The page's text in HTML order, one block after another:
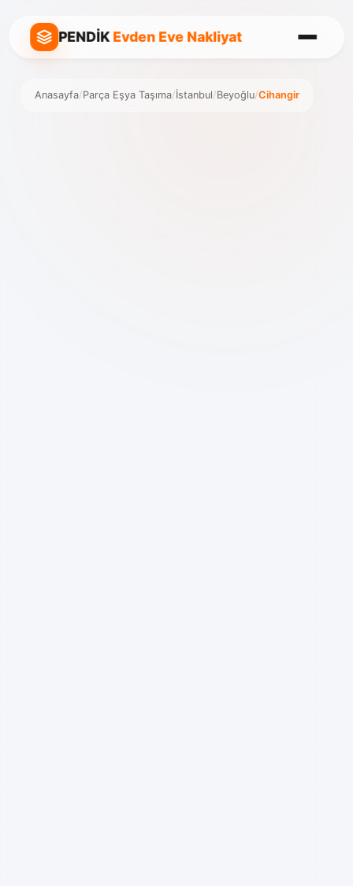
PENDİKEvden Eve Nakliyat
Anasayfa/Parça Eşya Taşıma/İstanbul/Beyoğlu/Cihangir